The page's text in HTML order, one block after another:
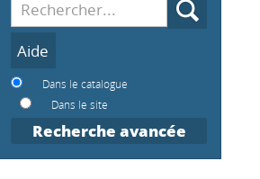
Dans le catalogue
Dans le site
Recherche avancée